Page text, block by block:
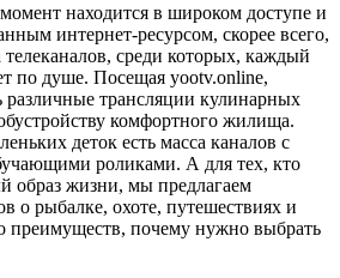
находится в широком доступе и
интернет-ресурсом, скорее всего,
среди которых, каждый
по душе. Посещая yootv.online,
различные трансляции кулинарных
комфортного жилища.
деток есть масса каналов с
роликами. А для тех, кто
образ жизни, мы предлагаем
о рыбалке, охоте, путешествиях и
преимуществ, почему нужно выбрать